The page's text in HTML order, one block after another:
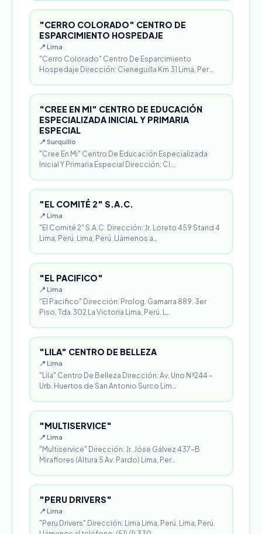
"CERRO COLORADO" CENTRO DE
ESPARCIMIENTO HOSPEDAJE
📍 Lima
"Cerro Colorado" Centro De Esparcimiento
Hospedaje Dirección: Cieneguilla Km 31 Lima, Per…
"CREE EN MI" CENTRO DE EDUCACIÓN
ESPECIALIZADA INICIAL Y PRIMARIA
ESPECIAL
📍 Surquillo
"Cree En Mi" Centro De Educación Especializada
Inicial Y Primaria Especial Dirección: Cl.…
"EL COMITÉ 2" S.A.C.
📍 Lima
"El Comité 2" S.A.C. Dirección: Jr. Loreto 459 Stand 4
Lima, Perú. Lima, Perú. Llámenos a…
"EL PACIFICO"
📍 Lima
"El Pacifico" Dirección: Prolog. Gamarra 889. 3er
Piso, Tda.302 La Victoria Lima, Perú. L…
"LILA" CENTRO DE BELLEZA
📍 Lima
"Lila" Centro De Belleza Dirección: Av. Uno N³244 -
Urb. Huertos de San Antonio Surco Lim…
"MULTISERVICE"
📍 Lima
"Multiservice" Dirección: Jr. Jóse Gálvez 437-B
Miraflores (Altura 5 Av. Pardo) Lima, Per…
"PERU DRIVERS"
📍 Lima
"Peru Drivers" Dirección: Lima Lima, Perú. Lima, Perú.